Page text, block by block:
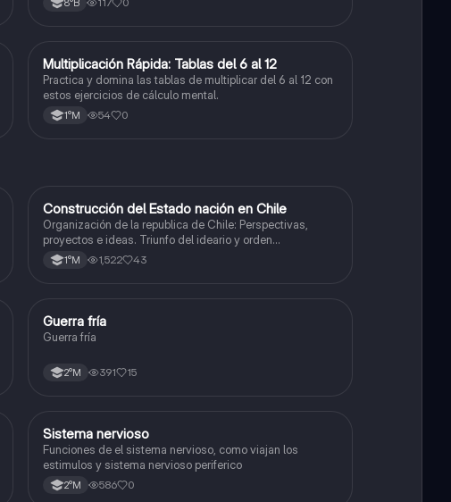
8°B
MMatemáticas
Multiplicación Rápida: Tablas del 6 al 12
Practica y domina las tablas de multiplicar del 6 al 12 con
estos ejercicios de cálculo mental.
1°M 54 0
Historia
Construcción del Estado nación en Chile
Organización de la republica de Chile: Perspectivas,
proyectos e ideas. Triunfo del ideario y orden
conservador. Constitución de 1833. "Era Portaliana"
1°M 1,522 43
Historia
Guerra fría
Guerra fría
2°M 391 15
SBiología
Sistema nervioso
Funciones de el sistema nervioso, como viajan los
estimulos y sistema nervioso periferico
2°M 586 0